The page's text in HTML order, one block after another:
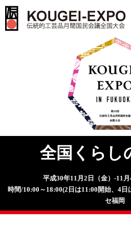
KOUGEI-EXPO
第35回伝統的
間国民会議全
京大会開催期
年11月2日（金
（日）
全国くらし
平成30年11月2日（金）-11
時間/10:00～18:00(2日は11:00開始、4
セ福岡